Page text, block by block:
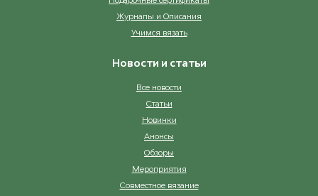
Журналы и Описания
Учимся вязать
Новости и статьи
Все новости
Статьи
Новинки
Анонсы
Обзоры
Мероприятия
Совместное вязание